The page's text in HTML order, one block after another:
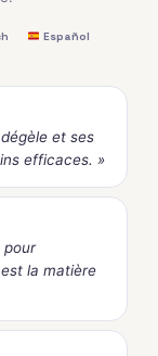
Español
et ses
efficaces. »
pour
la matière